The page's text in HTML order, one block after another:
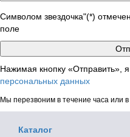
Символом звездочка"(*)
поле
Нажимая кнопку «Отправить»,
персональных данных
Мы перезвоним в течение часа или
Каталог